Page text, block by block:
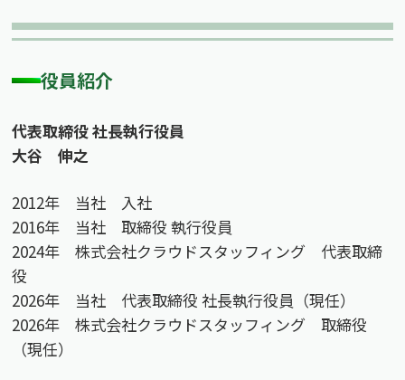
役員紹介
代表取締役 社長執行役員
大谷 伸之
2012年 当社 入社
2016年 当社 取締役 執行役員
2024年 株式会社クラウドスタッフィング 代表取締
役
2026年 当社 代表取締役 社長執行役員（現任）
2026年 株式会社クラウドスタッフィング 取締役
（現任）